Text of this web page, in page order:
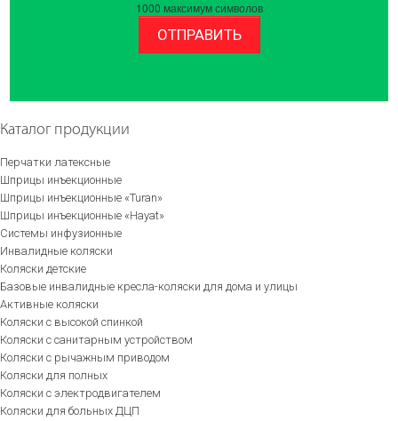
1000 максимум символов
ОТПРАВИТЬ
Каталог продукции
Перчатки латексные
Шприцы инъекционные
Шприцы инъекционные «Turan»
Шприцы инъекционные «Hayat»
Системы инфузионные
Инвалидные коляски
Коляски детские
Базовые инвалидные кресла-коляски для дома и улицы
Активные коляски
Коляски с высокой спинкой
Коляски с санитарным устройством
Коляски с рычажным приводом
Коляски для полных
Коляски с электродвигателем
Коляски для больных ДЦП